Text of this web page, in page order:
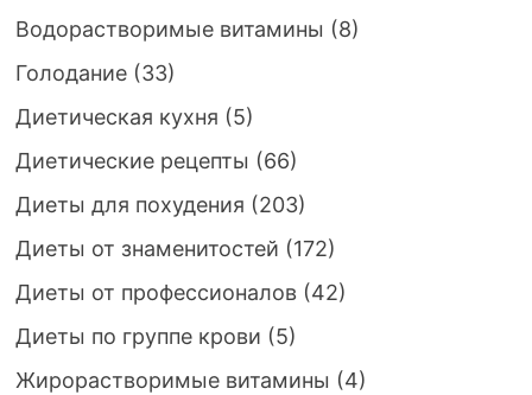
Водорастворимые витамины (8)
Голодание(33)
Диетическая кухня (5)
Диетические рецепты (66)
Диеты для похудения (203)
Диеты от знаменитостей (172)
Диеты от профессионалов(42)
Диеты по группе крови (5)
Жирорастворимые витамины (4)